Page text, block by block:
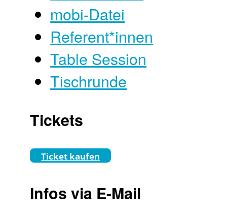
mobi-Datei
Referent*innen
Table Session
Tischrunde
Tickets
Ticket kaufen
Infos via E-Mail